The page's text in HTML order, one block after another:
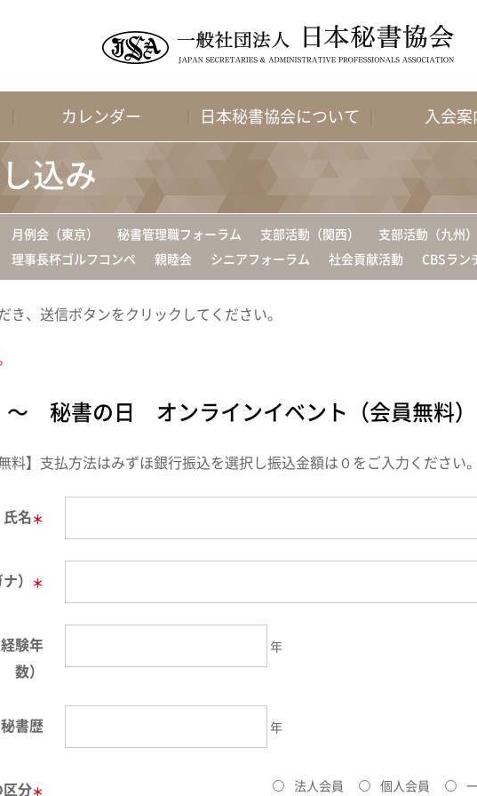
カレンダー 日本秘書協会について 入会
込み
月例会（東京） 秘書管理職フォーラム 支部活動（関西）
支部活動（九州）
理事長杯ゴルフコンペ
親睦会 シニアフォーラム 社会貢献活動 CBSラン
き、送信ボタンをクリックしてください。
～ 秘書の日 オンラインイベント（会員無料）
料】支払方法はみずほ銀行振込を選択し振込金額は０をご入力ください
氏名＊
） ＊
験年
数）
年
秘書歴 年
分＊ 法人会員 個人会員